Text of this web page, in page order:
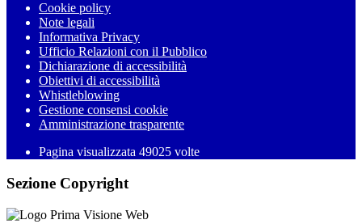
Cookie policy
Note legali
Informativa Privacy
Ufficio Relazioni con il Pubblico
Dichiarazione di accessibilità
Obiettivi di accessibilità
Whistleblowing
Gestione consensi cookie
Amministrazione trasparente
Pagina visualizzata 49025 volte
Sezione Copyright